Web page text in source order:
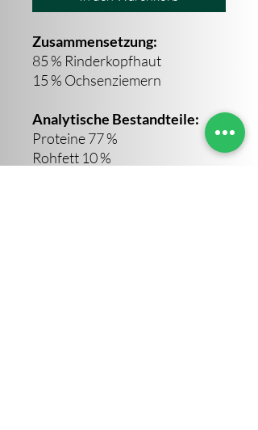
Zusammensetzung:
85 % Rinderkopfhaut
15 % Ochsenziemern
Analytische Bestandteile:
Proteine 77 %
Rohfett 10 %